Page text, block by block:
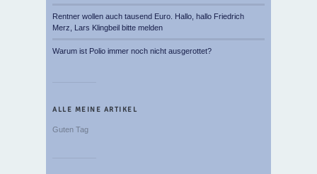
Rentner wollen auch tausend Euro. Hallo, hallo Friedrich
Merz, Lars Klingbeil bitte melden
Warum ist Polio immer noch nicht ausgerottet?
ALLE MEINE ARTIKEL
Guten Tag